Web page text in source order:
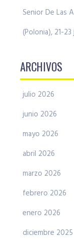
Senior De Las
(Polonia), 21-
ARCHIVOS
julio 2026
junio 2026
mayo 2026
abril 2026
marzo 2026
febrero 2026
enero 2026
diciembre 2025